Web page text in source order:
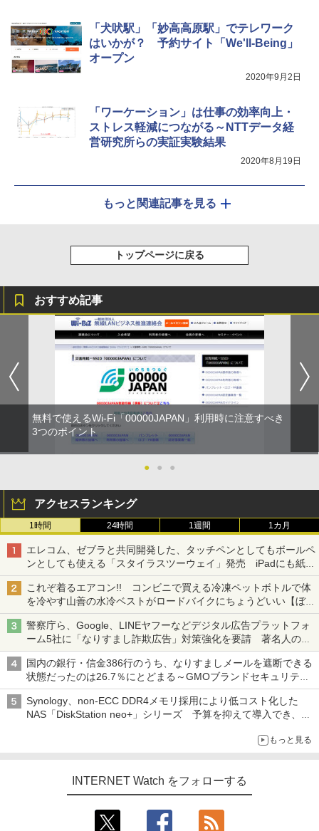
「犬吠駅」「妙高高原駅」でテレワーク
はいかが？ 予約サイト「We'll-Being」
オープン
2020年9月2日
「ワーケーション」は仕事の効率向上・
ストレス軽減につながる～NTTデータ経
営研究所らの実証実験結果
2020年8月19日
もっと関連記事を見る
トップページに戻る
おすすめ記事
無料で使えるWi-Fi「00000JAPAN」利用時に注意すべき
3つのポイント
● ● ●
アクセスランキング
1時間 24時間 1週間 1カ月
エレコム、ゼブラと共同開発した、タッチペンとしてもボールペ
ンとしても使える「スタイラスツーウェイ」発売 iPadにも紙に
も、持ち替えずに書き込める
これぞ着るエアコン!! コンビニで買える冷凍ペットボトルで体
を冷やす山善の水冷ベストがロードバイクにちょうどいい【ぼっ
ち・ざ・ろーど！その14】【空いた時間でなにしてる？】
警察庁ら、Google、LINEヤフーなどデジタル広告プラットフォ
ーム5社に「なりすまし詐欺広告」対策強化を要請 著名人の写
真や映像を使った投資詐欺などへの対策として
国内の銀行・信金386行のうち、なりすましメールを遮断できる
状態だったのは26.7％にとどまる～GMOブランドセキュリティ
調査
Synology、non-ECC DDR4メモリ採用により低コスト化した
NAS「DiskStation neo+」シリーズ 予算を抑えて導入でき、
もっと見る
INTERNET Watch をフォローする